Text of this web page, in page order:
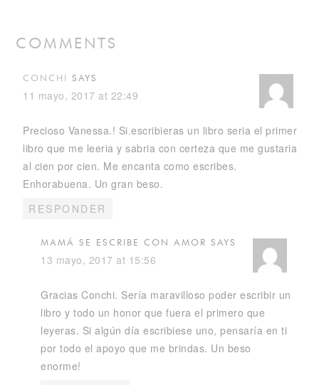
COMMENTS
CONCHI SAYS
11 mayo, 2017 at 22:49
Precioso Vanessa.! Si.escribieras un libro seria el primer
libro que me leeria y sabria con certeza que me gustaria
al cien por cien. Me encanta como escribes.
Enhorabuena. Un gran beso.
RESPONDER
MAMÁ SE ESCRIBE CON AMOR SAYS
13 mayo, 2017 at 15:56
Gracias Conchi. Sería maravilloso poder escribir un
libro y todo un honor que fuera el primero que
leyeras. Si algún día escribiese uno, pensaría en ti
por todo el apoyo que me brindas. Un beso
enorme!